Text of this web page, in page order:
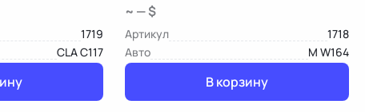
1719
CLA C117
~ — $
Артикул
1718
Авто
M W164
В корзину